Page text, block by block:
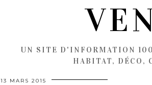
UN SITE D'INFORMATION
HABITAT, DÉCO,
13 MARS 2015